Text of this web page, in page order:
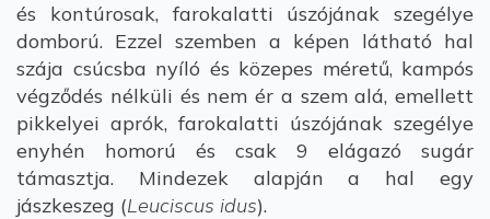
és kontúrosak, farokalatti úszójának szegélye
domború. Ezzel szemben a képen látható hal
szája csúcsba nyíló és közepes méretű, kampós
végződés nélküli és nem ér a szem alá, emellett
pikkelyei aprók, farokalatti úszójának szegélye
enyhén homorú és csak 9 elágazó sugár
támasztja. Mindezek alapján a hal egy
jászkeszeg (Leuciscus idus).